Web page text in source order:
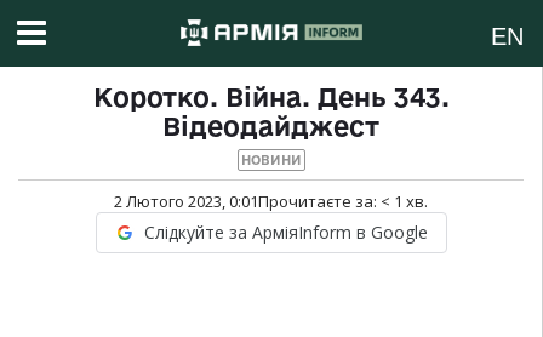
EN
Коротко. Війна. День 343.
Відеодайджест
НОВИНИ
2 Лютого 2023, 0:01Прочитаєте за: < 1 хв.
Слідкуйте за АрміяInform в Google